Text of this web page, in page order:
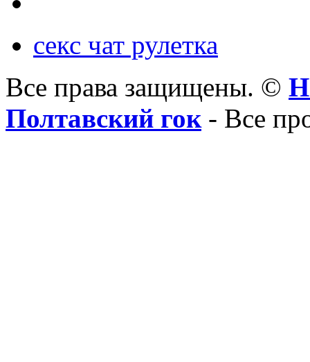
секс чат рулетка
Все права защищены. ©
Полтавский гок- Все